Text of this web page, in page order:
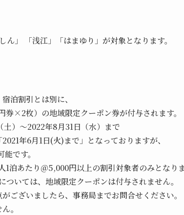
」 「浅江」「はまゆり」が対象となります。
泊割引とは別に、
×2枚）の地域限定クーポン券が付与されます。
）～2022年8月31日（水）まで
年6月1日(火)まで」となっておりますが、
です。
泊あたり＠5,000円以上の割引対象者のみとなり
いては、地域限定クーポンは付与されません。
ございましたら、事務局までお問合せください。
。